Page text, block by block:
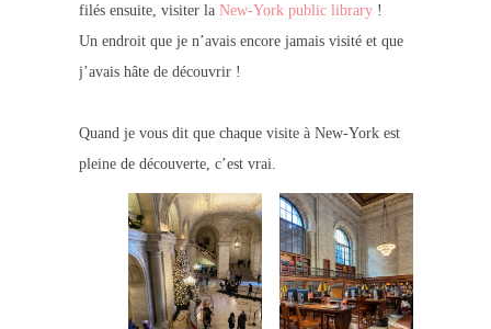
filés ensuite, visiter la New-York public library!
Un endroit que je n’avais encore jamais visité et que
j’avais hâte de découvrir !
Quand je vous dit que chaque visite à New-York est
pleine de découverte, c’est vrai.